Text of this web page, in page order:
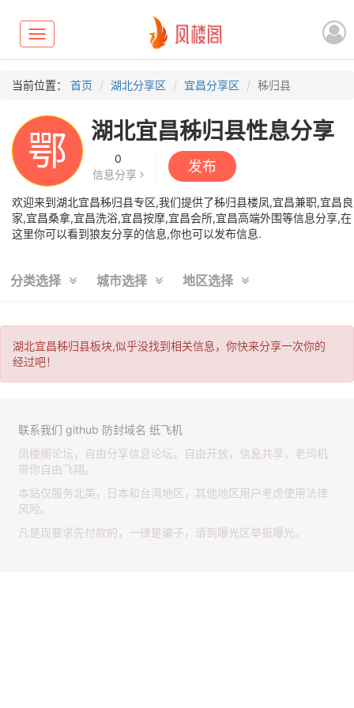
Toggle
navigation
当前位置： 首页 湖北分享区 宜昌分享区 秭归县
鄂 湖北宜昌秭归县性息分享
0
信息分享
发布
欢迎来到湖北宜昌秭归县专区,我们提供了秭归县楼凤,宜昌兼职,宜昌良
家,宜昌桑拿,宜昌洗浴,宜昌按摩,宜昌会所,宜昌高端外围等信息分享,在
这里你可以看到狼友分享的信息,你也可以发布信息.
分类选择 城市选择 地区选择
湖北宜昌秭归县板块,似乎没找到相关信息，你快来分享一次你的
经过吧！
联系我们 github 防封域名 纸飞机
凤楼阁论坛，自由分享信息论坛，自由开放，信息共享，老司机
带你自由飞翔。
本站仅服务北美，日本和台湾地区，其他地区用户考虑使用法律
风险。
凡是现要求先付款的，一律是骗子，请到曝光区举报曝光。